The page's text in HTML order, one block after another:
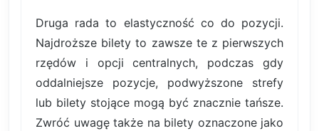
Druga rada to elastyczność co do pozycji.
Najdroższe bilety to zawsze te z pierwszych
rzędów i opcji centralnych, podczas gdy
oddalniejsze pozycje, podwyższone strefy
lub bilety stojące mogą być znacznie tańsze.
Zwróć uwagę także na bilety oznaczone jako